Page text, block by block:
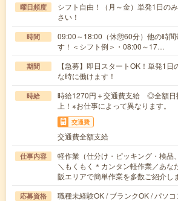
曜日頻度
シフト自由！（月～金）単発1日の
さい！
時間
09:00～18:00（休憩60分）他の時
す！＜シフト例＞・08:00～17…
期間
【急募】即日スタートOK！単発1日
な時に働けます！
時給
時給1270円＋交通費支給 ◎全額日
上！※お仕事によって異なります。
交通費
交通費全額支給
仕事内容
軽作業（仕分け・ピッキング・検品
＼もくもく＊カンタン軽作業／あな
阪エリアで簡単作業を多数ご紹介
応募資格
職種未経験OK / ブランクOK / パソ